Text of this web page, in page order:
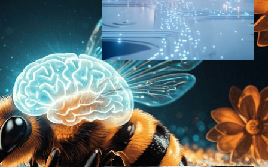
MITが開発、AIコード生成の
精度を飛躍的に向上させる新
手法 – 小規模モデルで大型AI
を凌駕
AI（人工知能）ニュース
MITニュース
2025年4月20日7:51